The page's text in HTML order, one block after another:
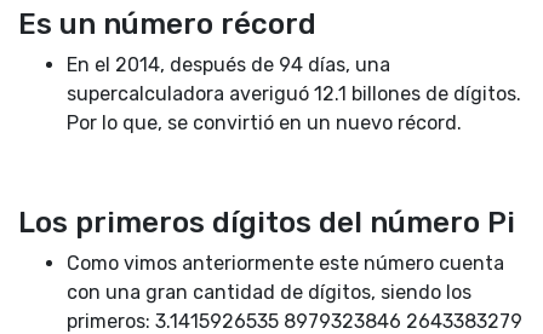
Es un número récord
En el 2014, después de 94 días, una
supercalculadora averiguó 12.1 billones de dígitos.
Por lo que, se convirtió en un nuevo récord.
Los primeros dígitos del número Pi
Como vimos anteriormente este número cuenta
con una gran cantidad de dígitos, siendo los
primeros: 3.1415926535 8979323846 2643383279